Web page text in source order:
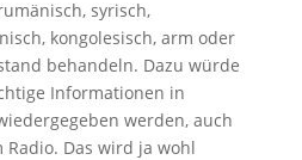
syrisch,
kongolesisch, arm oder
behandeln. Dazu würde
Informationen in
werden, auch
Radio. Das wird ja wohl